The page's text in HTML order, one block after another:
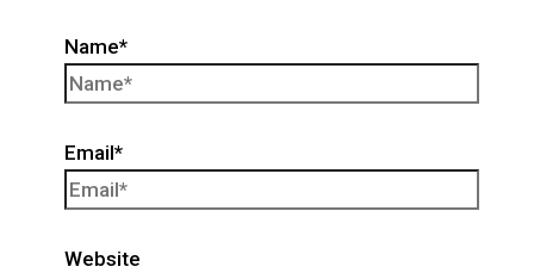
Name*
Email*
Website